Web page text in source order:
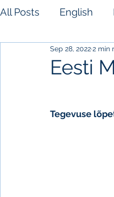
All Posts English
Eesti
Sep 28, 20222 min
Tegevuse